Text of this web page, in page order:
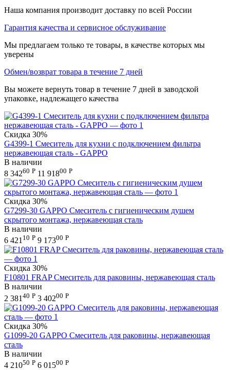
Наша компания производит доставку по всей России
Гарантия качества и сервисное обслуживание
Мы предлагаем только те товары, в качестве которых мы
уверены
Обмен/возврат товара в течение 7 дней
Вы можете вернуть товар в течение 7 дней в заводской
упаковке, надлежащего качества
Скидка 30%
G4399-1 Смеситель для кухни с подключением фильтра
нержавеющая сталь - GAPPO
В наличии
8 34260 Р 11 91800 Р
Скидка 30%
G7299-30 GAPPO Смеситель с гигиеническим душем
скрытого монтажа, нержавеющая сталь
В наличии
6 421 10 Р 9 17300 Р
Скидка 30%
F10801 FRAP Смеситель для раковины, нержавеющая сталь
В наличии
2 381 40 Р 3 40200 Р
Скидка 30%
G1099-20 GAPPO Смеситель для раковины, нержавеющая
сталь
В наличии
4 21050 Р 6 01500 Р